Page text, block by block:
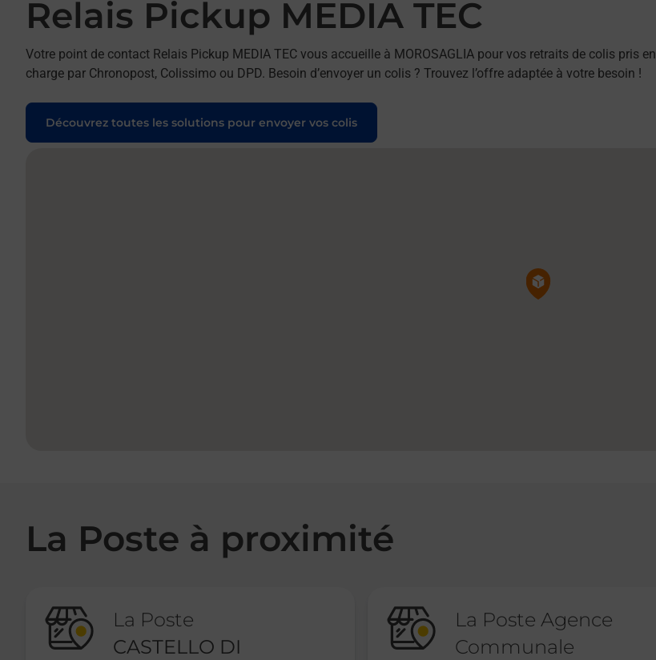
Relais Pickup MEDIA TEC
Votre point de contact Relais Pickup MEDIA TEC vous accueille à MOROSAGLIA pour vos retraits de colis pris en
charge par Chronopost, Colissimo ou DPD. Besoin d’envoyer un colis ? Trouvez l’offre adaptée à votre besoin !
Découvrez toutes les solutions pour envoyer vos colis
Pin de la carte
La Poste à proximité
La Poste
CASTELLO DI
La Poste Agence
Communale